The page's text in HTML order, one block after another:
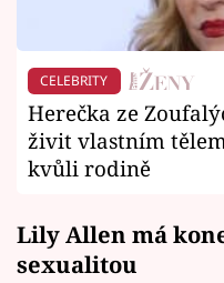
CELEBRITY
Herečka ze
živit vlastním
kvůli rodině
Lily Allen má
sexualitou